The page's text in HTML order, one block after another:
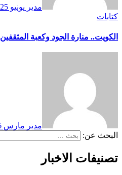
مدير يونيو 25, 2026
كتابات
الكويت.. منارة الجود وكعبة المثقفين
مدير مارس 26, 2026
البحث عن:
تصنيفات الاخبار